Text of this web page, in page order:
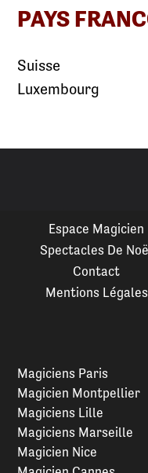
PAYS
Suisse
Luxembourg
Espace Magicien
Spectacles De
Contact
Mentions Légales
Magiciens Paris
Magicien Montpellier
Magiciens Lille
Magiciens Marseille
Magicien Nice